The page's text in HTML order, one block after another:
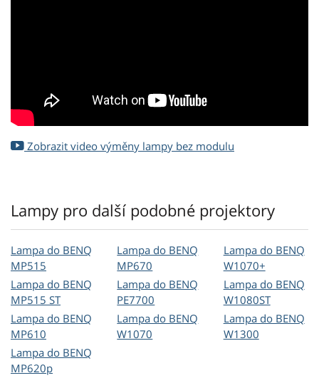
Zobrazit video výměny lampy bez modulu
Lampy pro další podobné projektory
Lampa do BENQ
MP515
Lampa do BENQ
MP515 ST
Lampa do BENQ
MP610
Lampa do BENQ
MP620p
Lampa do BENQ
MP670
Lampa do BENQ
PE7700
Lampa do BENQ
W1070
Lampa do BENQ
W1070+
Lampa do BENQ
W1080ST
Lampa do BENQ
W1300